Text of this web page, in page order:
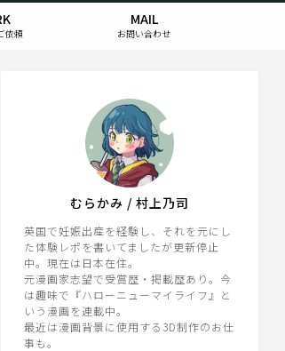
依頼
MAIL
お問い合わせ
むらかみ / 村上乃司
英国で妊娠出産を経験し、それを元にし
た体験レポを書いてましたが更新停止
中。現在は日本在住。
元漫画家志望で受賞歴・掲載歴あり。今
は趣味で『ハローニューマイライフ』と
いう漫画を連載中。
最近は漫画背景に使用する3D制作のお仕
事も。